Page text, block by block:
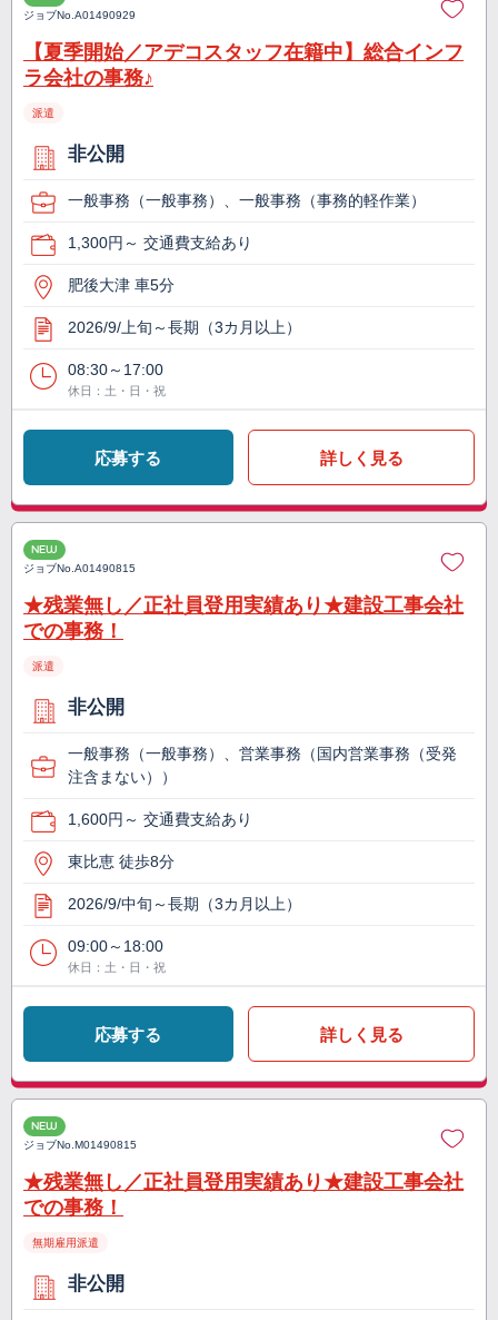
ジョブNo.A01490929
【夏季開始／アデコスタッフ在籍中】総合インフ
ラ会社の事務♪
派遣
非公開
一般事務（一般事務）、一般事務（事務的軽作業）
1,300円～ 交通費支給あり
肥後大津 車5分
2026/9/上旬～長期（3カ月以上）
08:30～17:00
休日：土・日・祝
応募する 詳しく見る
NEW
ジョブNo.A01490815
★残業無し／正社員登用実績あり★建設工事会社
での事務！
派遣
非公開
一般事務（一般事務）、営業事務（国内営業事務（受発
注含まない））
1,600円～ 交通費支給あり
東比恵 徒歩8分
2026/9/中旬～長期（3カ月以上）
09:00～18:00
休日：土・日・祝
応募する 詳しく見る
NEW
ジョブNo.M01490815
★残業無し／正社員登用実績あり★建設工事会社
での事務！
無期雇用派遣
非公開